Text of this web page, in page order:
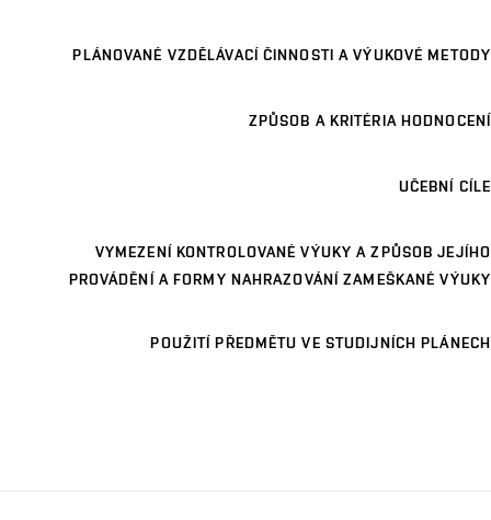
PLÁNOVANÉ VZDĚLÁVACÍ ČINNOSTI A VÝUKOVÉ METODY
ZPŮSOB A KRITÉRIA HODNOCENÍ
UČEBNÍ CÍLE
VYMEZENÍ KONTROLOVANÉ VÝUKY A ZPŮSOB JEJÍHO
PROVÁDĚNÍ A FORMY NAHRAZOVÁNÍ ZAMEŠKANÉ VÝUKY
POUŽITÍ PŘEDMĚTU VE STUDIJNÍCH PLÁNECH